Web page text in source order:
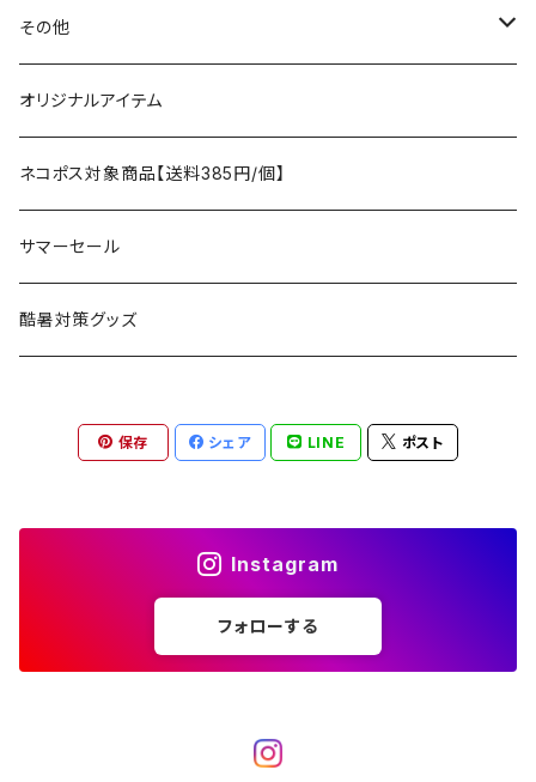
asobito
AS2OV
AXESQUIN
Ballistics
BEDROCK SANDALS
BROOKLYN WORKS
ポーチ／サコッシュ
ストレージ
パッキングアクセサリー
スリーピングギア
クッキングギア
ヘッドライト／ランタン
アクセサリー
テント、シェルター
タープ
スリーピングギア
寝袋
マット
アクセサリー
テーブル、チェア
テーブル
チェア
ランタン、ライト
燃料ランタン
LEDライト
焚火台／薪ストーブ
焚火台
七輪、グリル
暖房器具
ガスストーブ
斧、鉈
クッキングギア
バーナー／ストーブ
カトラリー
コンテナ、ギアケース
トップス
ボトムス
アンダーウェア
ハンドウェア
ヘッドギア
フットウェア
アクセサリー
その他
遊び
フィッシング
ラジコン
ケア用品
雑貨
アウトレット
オリジナルアイテム
ネコポス対象商品【送料385円/個】
サマーセール
酷暑対策グッズ
保存 シェア LINE ポスト
Instagram
フォローする